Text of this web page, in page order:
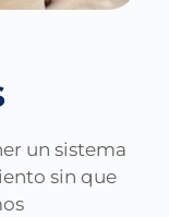
un sistema
sin que